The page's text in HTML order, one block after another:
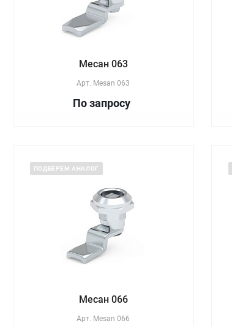
Месан 063
Арт. Mesan 063
По запросу
ПОДБЕРЕМ АНАЛОГ
Месан 066
Арт. Mesan 066